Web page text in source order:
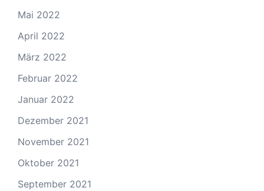
Mai 2022
April 2022
März 2022
Februar 2022
Januar 2022
Dezember 2021
November 2021
Oktober 2021
September 2021